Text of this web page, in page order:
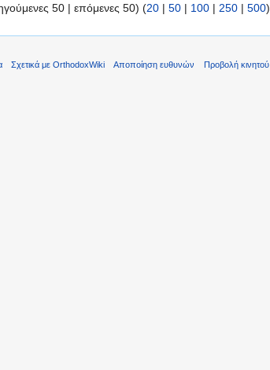
50 | επόμενες 50) (20 | 50 | 100 | 250 | 500).
Σχετικά με OrthodoxWiki Αποποίηση ευθυνών Προβολή κινητού